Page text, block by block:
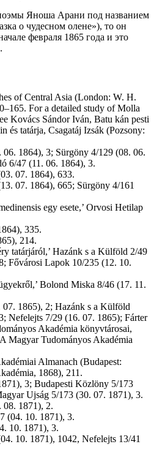
поэмы Яноша Арани под названием
о чудесном олене»), то он
февраля 1865 года и это
of Central Asia (London: W. H.
For a detailed study of Molla
Kovács Sándor Iván, Batu kán pesti
és tatárja, Csagatáj Izsák (Pozsony:
1864), 3; Sürgöny 4/129 (08. 06.
6/47 (11. 06. 1864), 3.
07. 1864), 633.
07. 1864), 665; Sürgöny 4/161
egy esete,’ Orvosi Hetilap
335.
214.
tatárjáról,’ Hazánk s a Külföld 2/49
Fővárosi Lapok 10/235 (12. 10.
Bolond Miska 8/46 (17. 11.
07. 1865), 2; Hazánk s a Külföld
Nefelejts 7/29 (16. 07. 1865); Fárter
Akadémia könyvtárosai,
Magyar Tudományos Akadémia
Almanach (Budapest:
1868), 211.
3; Budapesti Közlöny 5/173
Ujság 5/173 (30. 07. 1871), 3.
08. 1871), 2.
(04. 10. 1871), 3.
10. 1871), 3.
10. 1871), 1042, Nefelejts 13/41